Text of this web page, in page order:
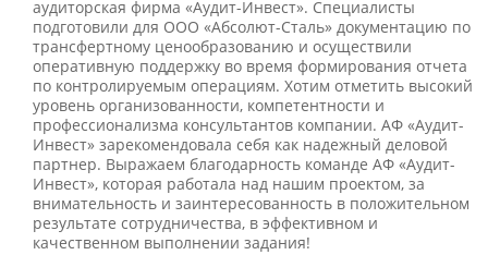
аудиторская фирма «Аудит-Инвест». Специалисты
подготовили для ООО «Абсолют-Сталь» документацию по
трансфертному ценообразованию и осуществили
оперативную поддержку во время формирования отчета
по контролируемым операциям. Хотим отметить высокий
уровень организованности, компетентности и
профессионализма консультантов компании. АФ «Аудит-
Инвест» зарекомендовала себя как надежный деловой
партнер. Выражаем благодарность команде АФ «Аудит-
Инвест», которая работала над нашим проектом, за
внимательность и заинтересованность в положительном
результате сотрудничества, в эффективном и
качественном выполнении задания!